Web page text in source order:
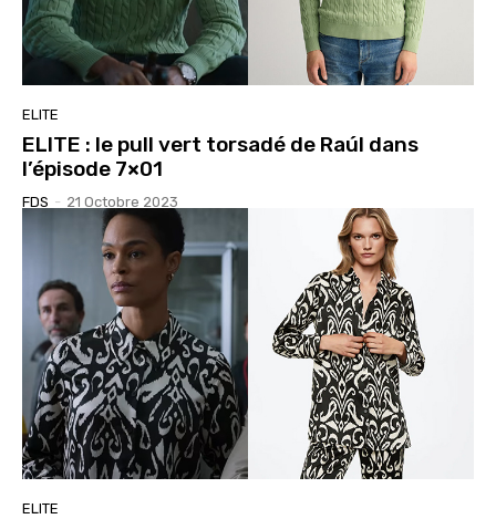
ELITE
ELITE : le pull vert torsadé de Raúl dans
l’épisode 7×01
FDS - 21 Octobre 2023
ELITE